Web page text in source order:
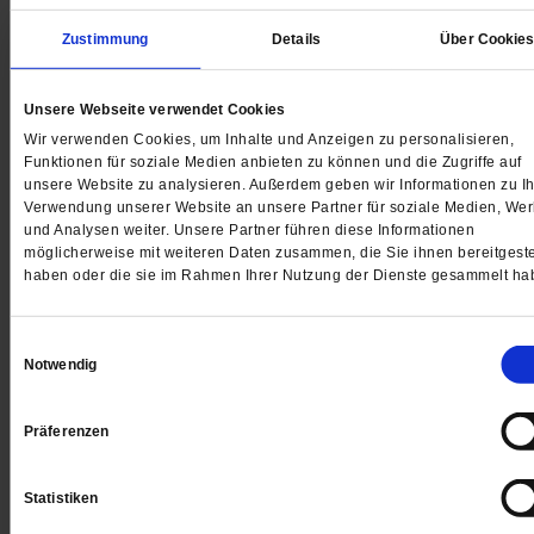
Zustimmung Details Über Cookies
Unsere Webseite verwendet Cookies
Wir verwenden Cookies, um Inhalte und Anzeigen zu personalisieren,
Funktionen für soziale Medien anbieten zu können und die Zugriffe auf
unsere Website zu analysieren. Außerdem geben wir Informationen zu
Verwendung unserer Website an unsere Partner für soziale Medien,
und Analysen weiter. Unsere Partner führen diese Informationen
möglicherweise mit weiteren Daten zusammen, die Sie ihnen
haben oder die sie im Rahmen Ihrer Nutzung der Dienste gesammelt
Notwendig
Präferenzen
Statistiken
von Bundesregierung und Wirtschaftsverbänden. Aber